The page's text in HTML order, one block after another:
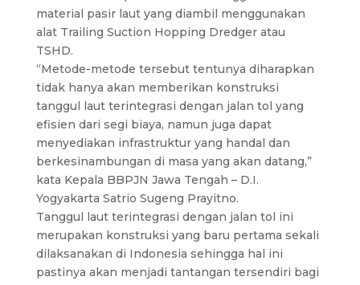
material pasir laut yang diambil menggunakan
alat Trailing Suction Hopping Dredger atau
TSHD.
“Metode-metode tersebut tentunya diharapkan
tidak hanya akan memberikan konstruksi
tanggul laut terintegrasi dengan jalan tol yang
efisien dari segi biaya, namun juga dapat
menyediakan infrastruktur yang handal dan
berkesinambungan di masa yang akan datang,”
kata Kepala BBPJN Jawa Tengah – D.I.
Yogyakarta Satrio Sugeng Prayitno.
Tanggul laut terintegrasi dengan jalan tol ini
merupakan konstruksi yang baru pertama sekali
dilaksanakan di Indonesia sehingga hal ini
pastinya akan menjadi tantangan tersendiri bagi